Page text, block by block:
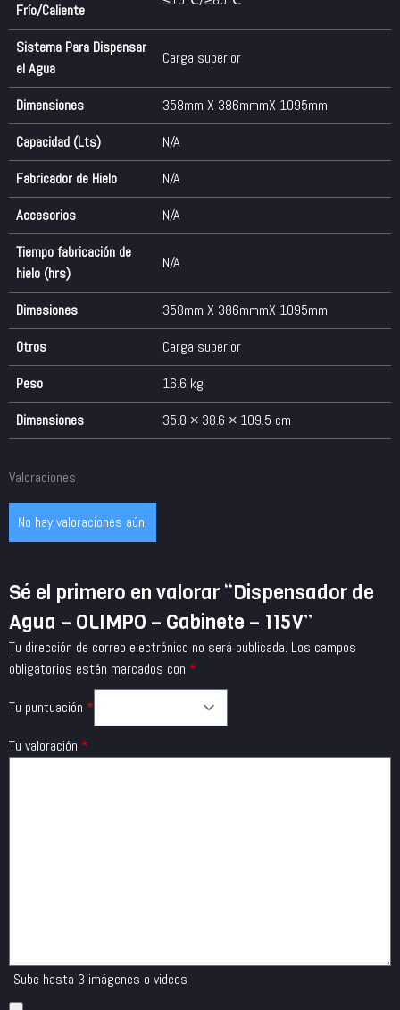
Frío/Caliente
Sistema Para Dispensar
el Agua
Carga superior
Dimensiones
358mm X 386mmmX 1095mm
Capacidad (Lts)
N/A
Fabricador de Hielo
N/A
Accesorios
N/A
Tiempo fabricación de
hielo (hrs)
N/A
Dimesiones
358mm X 386mmmX 1095mm
Otros
Carga superior
Peso
16.6 kg
Dimensiones
35.8 × 38.6 × 109.5 cm
Valoraciones
No hay valoraciones aún.
Sé el primero en valorar “Dispensador de
Agua – OLIMPO – Gabinete – 115V”
Tu dirección de correo electrónico no será publicada. Los campos
obligatorios están marcados con *
Tu puntuación *
Tu valoración *
Sube hasta 3 imágenes o videos